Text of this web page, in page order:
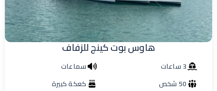
هاوس بوت كينج للزفاف
3 ساعات
سماعات
50 شخص
كعكة كبيرة